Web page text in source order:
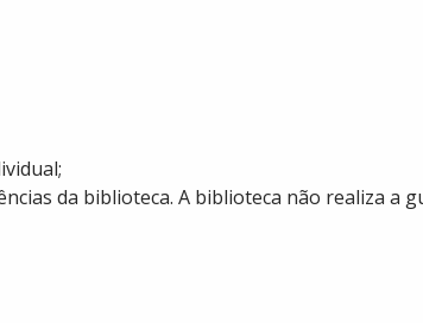
da biblioteca. A biblioteca não realiza a